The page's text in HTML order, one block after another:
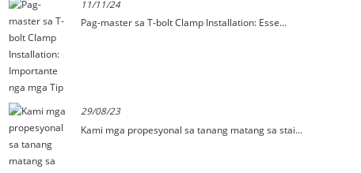
11/11/24
Pag-master sa T-bolt Clamp Installation: Esse...
29/08/23
Kami mga propesyonal sa tanang matang sa stai...